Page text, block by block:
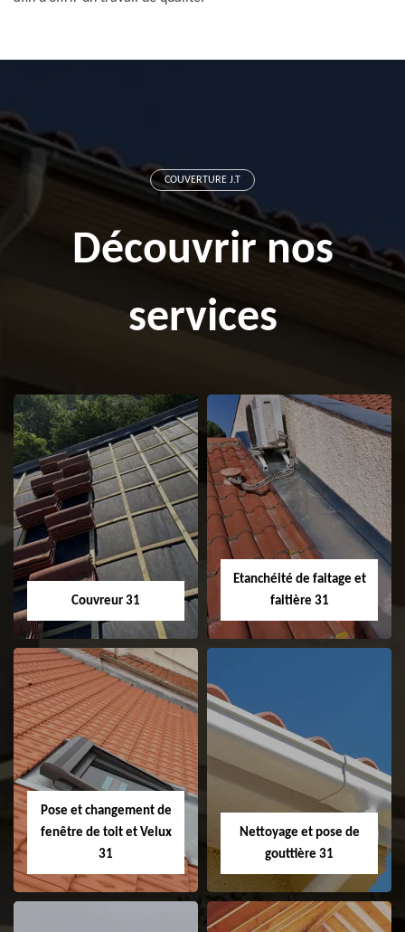
COUVERTURE J.T
Découvrir nos
services
Couvreur 31
Couvreur 31
Etanchéité de faitage et
faitière 31
Etanchéité de
faitage et faitière
31
Pose et changement de
fenêtre de toit et Velux
31
Nettoyage et pose de
gouttière 31